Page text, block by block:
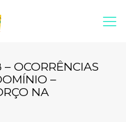
OCORRÊNCIAS
–
NA